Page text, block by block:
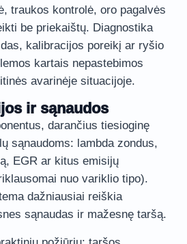
traukos kontrolė, oro pagalvės
be priekaištų. Diagnostika
kalibracijos poreikį ar ryšio
kartais nepastebimos
avarinėje situacijoje.
ir sąnaudos
darančius tiesioginę
sąnaudoms: lambda zondus,
EGR ar kitus emisijų
nuo variklio tipo).
dažniausiai reiškia
sąnaudas ir mažesnę taršą.